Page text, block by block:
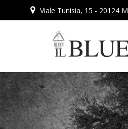
al
Viale Tunisia, 15 - 20124